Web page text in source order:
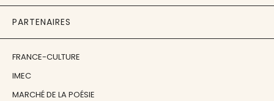
PARTENAIRES
FRANCE-CULTURE
IMEC
MARCHÉ DE LA POÉSIE